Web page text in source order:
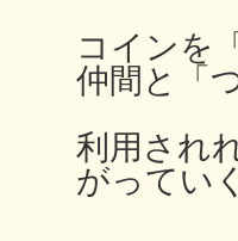
コインを
仲間と「
利用され
がってい